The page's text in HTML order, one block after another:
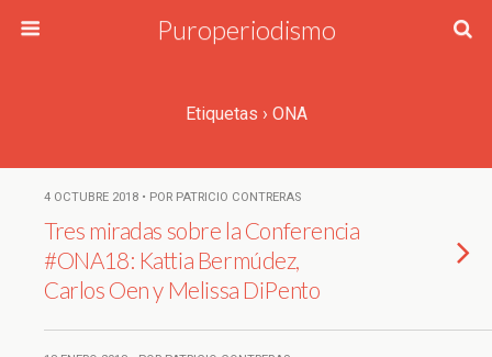
Puroperiodismo
Etiquetas › ONA
4 OCTUBRE 2018 • POR PATRICIO CONTRERAS
Tres miradas sobre la Conferencia
#ONA18: Kattia Bermúdez,
Carlos Oen y Melissa DiPento